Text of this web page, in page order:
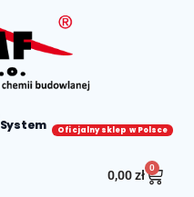
System Oficjalny sklep w Polsce
0,00zł
0